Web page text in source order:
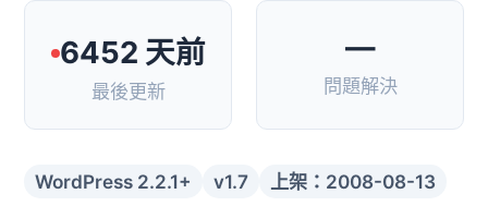
6452 天前
最後更新
—
問題解決
WordPress 2.2.1+ v1.7 上架：2008-08-13